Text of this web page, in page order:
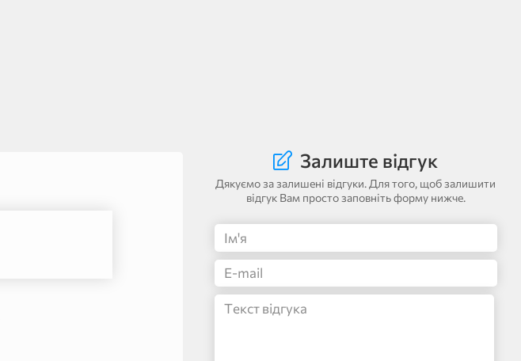
Залиште відгук
Дякуємо за залишені відгуки. Для того, щоб залишити
відгук Вам просто заповніть форму нижче.